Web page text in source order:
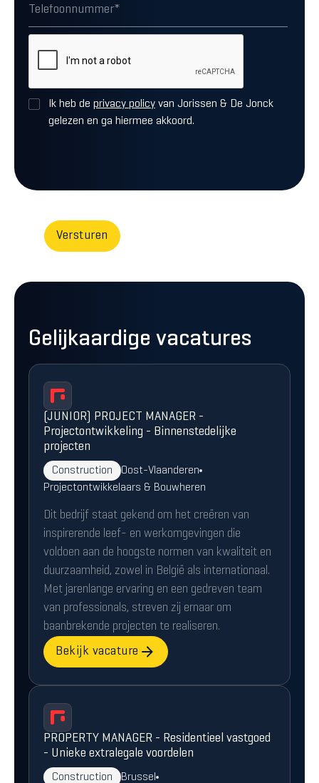
Ik heb de privacy policy van Jorissen & De Jonck
gelezen en ga hiermee akkoord.
Gelijkaardige vacatures
(JUNIOR) PROJECT MANAGER -
Projectontwikkeling - Binnenstedelijke
projecten
Construction
Oost-Vlaanderen
Projectontwikkelaars & Bouwheren
Dit bedrijf staat gekend om het creëren van
inspirerende leef- en werkomgevingen die
voldoen aan de hoogste normen van kwaliteit en
duurzaamheid, zowel in België als internationaal.
Met jarenlange ervaring en een gedreven team
van professionals, streven zij ernaar om
baanbrekende projecten te realiseren.
Bekijk vacature
PROPERTY MANAGER - Residentieel vastgoed
- Unieke extralegale voordelen
Construction Brussel